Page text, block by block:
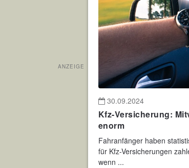
30.09.2024
Kfz-Versicherung:
enorm
Fahranfänger haben
für Kfz-Versicherungen
wenn ...
ANZEIGE